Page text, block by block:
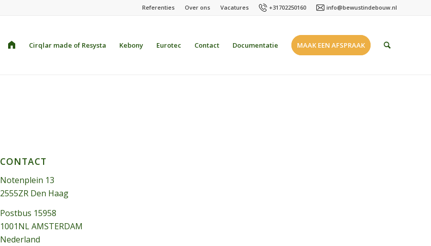
Referenties Over ons Vacatures +31702250160 info@bewustindebouw.nl
HomeCirqlar made of Resysta Kebony Eurotec Contact Documentatie MAAK EEN AFSPRAAK
CONTACT
Notenplein 13
2555ZR Den Haag
Postbus 15958
1001NL AMSTERDAM
Nederland